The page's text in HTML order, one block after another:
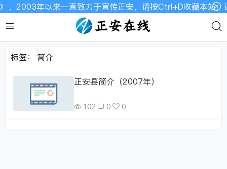
，2003年以来一直致力于宣传正安，请按Ctrl+D收藏本站，
标签： 简介
正安县简介（2007年）
102 0 0